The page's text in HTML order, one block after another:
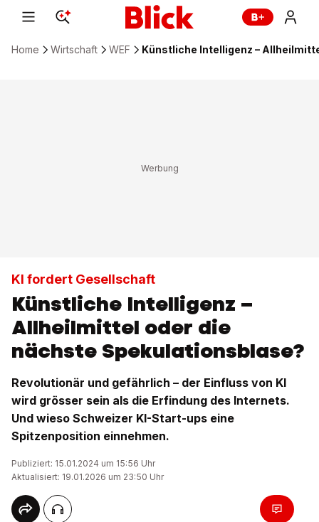
Home Wirtschaft WEF Künstliche Intelligenz –
KI fordert Gesellschaft
Künstliche Intelligenz –
Allheilmittel oder die
nächste Spekulationsblase?
Revolutionär und gefährlich – der Einfluss von KI
wird grösser sein als die Erfindung des Internets.
Und wieso Schweizer KI-Start-ups eine
Spitzenposition einnehmen.
Publiziert: 15.01.2024 um 15:56 Uhr
Aktualisiert: 19.01.2026 um 23:50 Uhr